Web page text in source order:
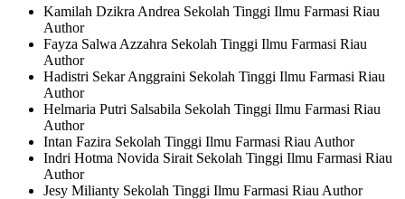
Kamilah Dzikra Andrea Sekolah Tinggi Ilmu Farmasi Riau
Author
Fayza Salwa Azzahra Sekolah Tinggi Ilmu Farmasi Riau
Author
Hadistri Sekar Anggraini Sekolah Tinggi Ilmu Farmasi Riau
Author
Helmaria Putri Salsabila Sekolah Tinggi Ilmu Farmasi Riau
Author
Intan Fazira Sekolah Tinggi Ilmu Farmasi Riau Author
Indri Hotma Novida Sirait Sekolah Tinggi Ilmu Farmasi Riau
Author
Jesy Milianty Sekolah Tinggi Ilmu Farmasi Riau Author